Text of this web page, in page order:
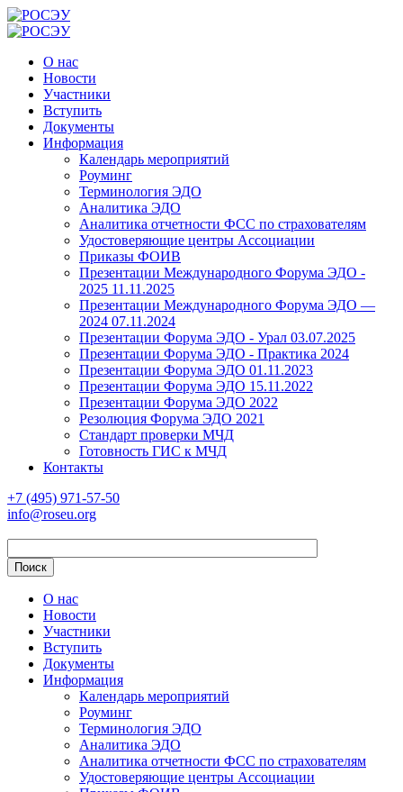
О нас
Новости
Участники
Вступить
Документы
Информация
Календарь мероприятий
Роуминг
Терминология ЭДО
Аналитика ЭДО
Аналитика отчетности ФСС по страхователям
Удостоверяющие центры Ассоциации
Приказы ФОИВ
Презентации Международного Форума ЭДО -
2025 11.11.2025
Презентации Международного Форума ЭДО —
2024 07.11.2024
Презентации Форума ЭДО - Урал 03.07.2025
Презентации Форума ЭДО - Практика 2024
Презентации Форума ЭДО 01.11.2023
Презентации Форума ЭДО 15.11.2022
Презентации Форума ЭДО 2022
Резолюция Форума ЭДО 2021
Стандарт проверки МЧД
Готовность ГИС к МЧД
Контакты
+7 (495) 971-57-50
info@roseu.org
О нас
Новости
Участники
Вступить
Документы
Информация
Календарь мероприятий
Роуминг
Терминология ЭДО
Аналитика ЭДО
Аналитика отчетности ФСС по страхователям
Удостоверяющие центры Ассоциации